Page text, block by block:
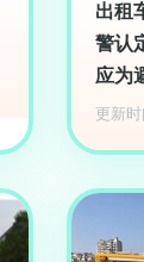
出租
警认
应为
更新